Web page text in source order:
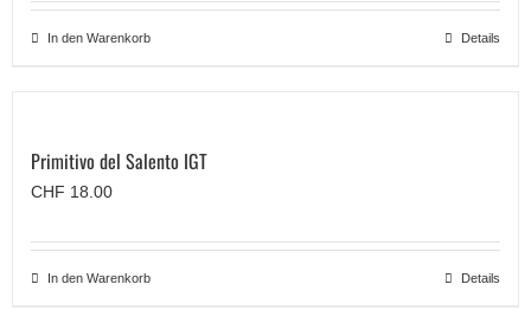
In den Warenkorb Details
Primitivo del Salento IGT
CHF 18.00
In den Warenkorb Details